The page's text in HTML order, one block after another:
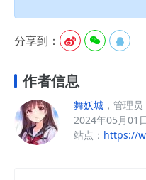
分享到：   
作者信息
舞妖城 ，管理员
2024年05月01
站点： https://